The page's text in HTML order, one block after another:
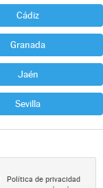
Cádiz
Granada
Jaén
Sevilla
Política de privacidad